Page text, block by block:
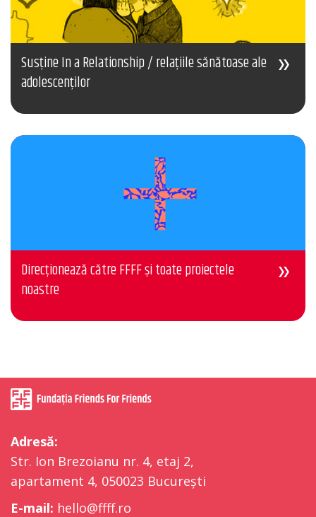
Susține In a Relationship / relațiile sănătoase ale
adolescenților
Direcționează către FFFF și toate proiectele
noastre
Adresă:
Str. Ion Brezoianu nr. 4, etaj 2,
apartament 4, 050023 București
E-mail: hello@ffff.ro